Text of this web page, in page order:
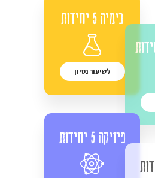
כימיה 5 יחידות
לשיעור נסיון
פיזיקה 5 יחידות